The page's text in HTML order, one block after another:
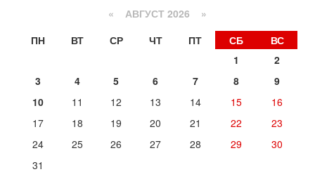
«Русский голос» Израиля: кто заберет его на этот
Голоса русскоязычных репатриантов не раз кардинально
меняли политический ландшафт Израиля. Достаточно
вспомнить взлет партии «Исраэль ба-алия», когда
31-07-2026, 17:00
Тайны закрытых дверей: о чём на самом деле
Недавний визит премьер-министра Израиля Биньямина
Нетаньяху в США и его встреча с Дональдом Трампом
оставили больше вопросов, чем ответов. Полная
Сегодня, 08:58
« АВГУСТ 2026 »
ПН
ВТ СР ЧТ ПТ СБ
ВС
1
2
3
4 5 6 7 8
9
10
11 12 13 14 15
16
17
18 19 20 21 22
23
24
25 26 27 28 29
30
31